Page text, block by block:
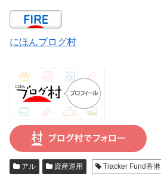
にほんブログ村
アル 資産運用 Tracker Fund香港